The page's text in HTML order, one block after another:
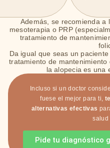
Además, se recomienda a
mesoterapia o PRP
tratamiento de
Da igual que seas un
tratamiento de
la alopecia es una
Incluso si un doctor
fuese el mejor para ti,
alternativas efectivas
salud
Pide tu diagnóstico